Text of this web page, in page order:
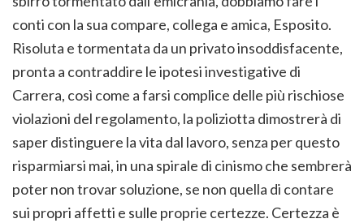
conti con la sua compare, collega e amica, Esposito.
Risoluta e tormentata da un privato insoddisfacente,
pronta a contraddire le ipotesi investigative di
Carrera, così come a farsi complice delle più rischiose
violazioni del regolamento, la poliziotta dimostrerà di
saper distinguere la vita dal lavoro, senza per questo
risparmiarsi mai, in una spirale di cinismo che sembrerà
poter non trovar soluzione, se non quella di contare
sui propri affetti e sulle proprie certezze. Certezza è